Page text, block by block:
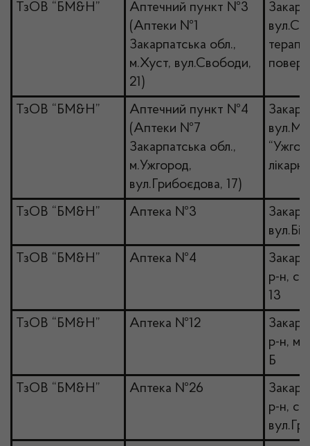
ТзОВ “БМ&Н”
Аптечний пункт №3
(Аптеки №1
Закарпатська обл.,
м.Хуст, вул.Свободи,
21)
поверх
ТзОВ “БМ&Н”
Аптечний пункт №4
(Аптеки №7
Закарпатська обл.,
м.Ужгород,
вул.Грибоєдова, 17)
ТзОВ “БМ&Н” Аптека №3
ТзОВ “БМ&Н”
Аптека №4
р-н,
13
ТзОВ “БМ&Н”
Аптека №12
р-н,
Б
ТзОВ “БМ&Н”
Аптека №26
р-н,